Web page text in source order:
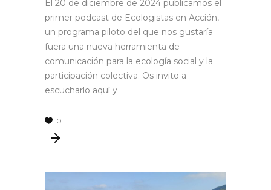
El 20 de diciembre de 2024 publicamos el
primer podcast de Ecologistas en Acción,
un programa piloto del que nos gustaría
fuera una nueva herramienta de
comunicación para la ecología social y la
participación colectiva. Os invito a
escucharlo aquí y
0